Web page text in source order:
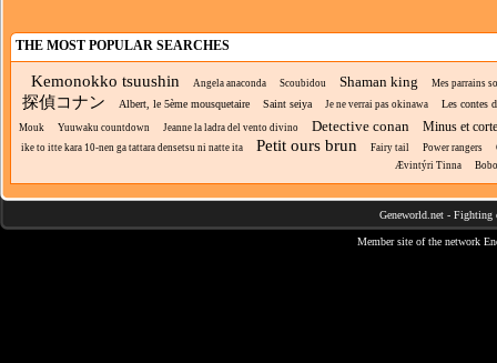
THE MOST POPULAR SEARCHES
Kemonokko tsuushin Angela anaconda Scoubidou Shaman king Mes parrains
探偵コナン Albert, le 5ème mousquetaire Saint seiya Je ne verrai pas okinawa Les contes
Mouk Yuuwaku countdown Jeanne la ladra del vento divino Detective conan Minus et
ike to itte kara 10-nen ga tattara densetsu ni natte ita Petit ours brun Fairy tail Power rangers
Ævintýri Tinna
Geneworld.net - Fighting
Member site of the network